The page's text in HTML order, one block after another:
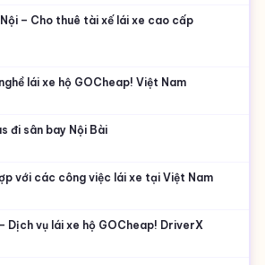
– Cho thuê tài xế lái xe cao cấp
lái xe hộ GOCheap! Việt Nam
đi sân bay Nội Bài
với các công việc lái xe tại Việt Nam
Dịch vụ lái xe hộ GOCheap! DriverX